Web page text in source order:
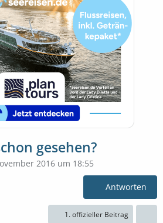
gesehen?
2016 um 18:55
Antworten
1. offizieller Beitrag